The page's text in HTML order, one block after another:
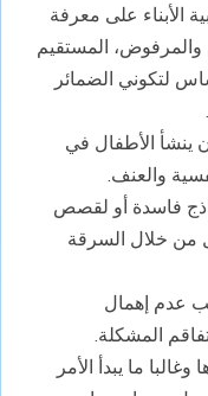
الأبناء على معرفة
والمرفوض، المستقيم
لتكوني الضمائر
ينشأ الأطفال في
والعنف.
فاسدة أو لقصص
من خلال السرقة
عدم إهمال
المشكلة.
ما يبدأ الأمر